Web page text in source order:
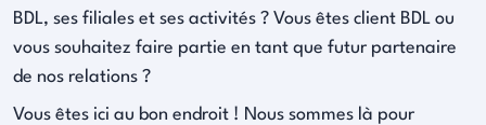
BDL, ses filiales et ses activités ? Vous êtes client BDL ou
vous souhaitez faire partie en tant que futur partenaire
de nos relations ?
Vous êtes ici au bon endroit ! Nous sommes là pour